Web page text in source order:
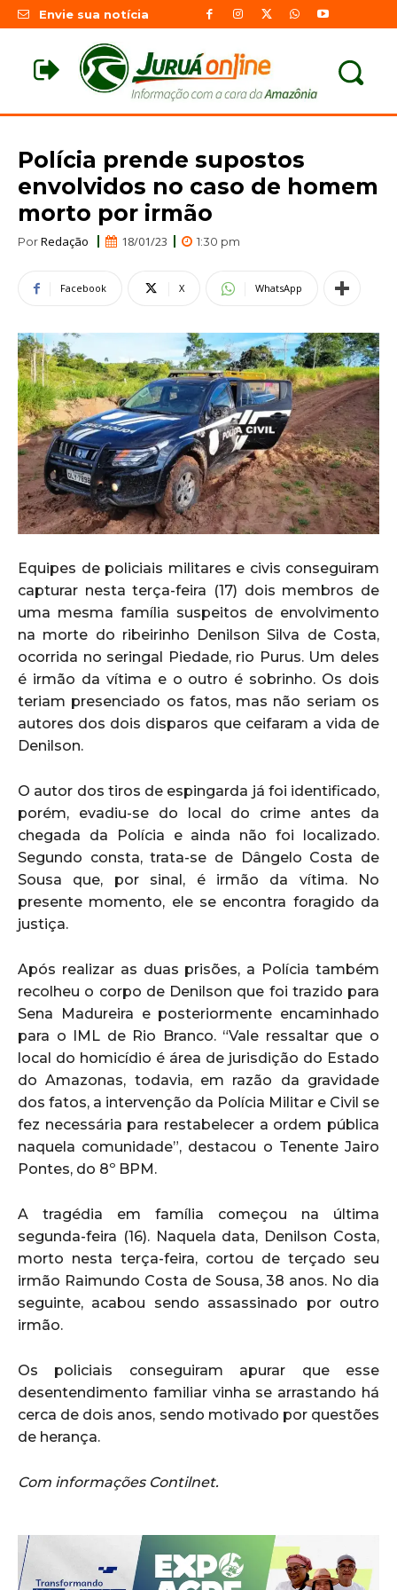
Envie sua notícia
Polícia prende supostos
envolvidos no caso de homem
morto por irmão
PorRedação 18/01/23 1:30 pm
Facebook X WhatsApp
Equipes de policiais militares e civis conseguiram
capturar nesta terça-feira (17) dois membros de
uma mesma família suspeitos de envolvimento
na morte do ribeirinho Denilson Silva de Costa,
ocorrida no seringal Piedade, rio Purus. Um deles
é irmão da vítima e o outro é sobrinho. Os dois
teriam presenciado os fatos, mas não seriam os
autores dos dois disparos que ceifaram a vida de
Denilson.
O autor dos tiros de espingarda já foi identificado,
porém, evadiu-se do local do crime antes da
chegada da Polícia e ainda não foi localizado.
Segundo consta, trata-se de Dângelo Costa de
Sousa que, por sinal, é irmão da vítima. No
presente momento, ele se encontra foragido da
justiça.
Após realizar as duas prisões, a Polícia também
recolheu o corpo de Denilson que foi trazido para
Sena Madureira e posteriormente encaminhado
para o IML de Rio Branco. “Vale ressaltar que o
local do homicídio é área de jurisdição do Estado
do Amazonas, todavia, em razão da gravidade
dos fatos, a intervenção da Polícia Militar e Civil se
fez necessária para restabelecer a ordem pública
naquela comunidade”, destacou o Tenente Jairo
Pontes, do 8º BPM.
A tragédia em família começou na última
segunda-feira (16). Naquela data, Denilson Costa,
morto nesta terça-feira, cortou de terçado seu
irmão Raimundo Costa de Sousa, 38 anos. No dia
seguinte, acabou sendo assassinado por outro
irmão.
Os policiais conseguiram apurar que esse
desentendimento familiar vinha se arrastando há
cerca de dois anos, sendo motivado por questões
de herança.
Com informações Contilnet.